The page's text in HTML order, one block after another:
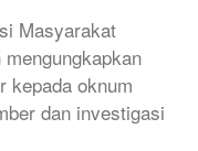
Masyarakat
kepada oknum
dan investigasi